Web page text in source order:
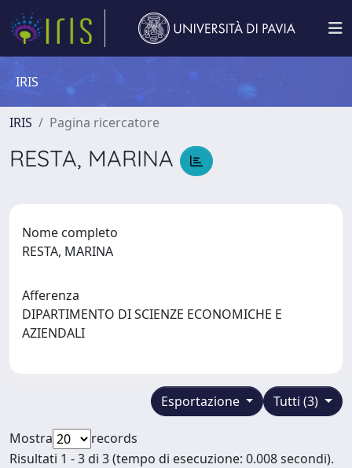
IRIS
IRIS Pagina ricercatore
RESTA, MARINA
Nome completo
RESTA, MARINA
Afferenza
DIPARTIMENTO DI SCIENZE ECONOMICHE E
AZIENDALI
Tutti (3)
Esportazione
Mostra
records
Risultati 1 - 3 di 3 (tempo di esecuzione: 0.008 secondi).